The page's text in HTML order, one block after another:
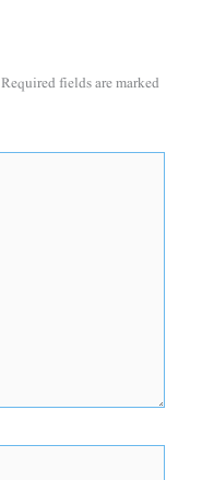
Required fields are marked